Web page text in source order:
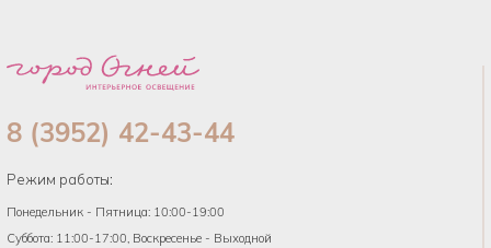
8 (3952) 42-43-44
Режим работы:
Понедельник - Пятница: 10:00-19:00
Суббота: 11:00-17:00, Воскресенье - Выходной